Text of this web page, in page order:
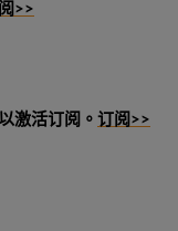
>>
激活订阅。 订阅>>